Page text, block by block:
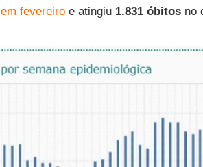
fevereiroe atingiu 1.831 óbitosno